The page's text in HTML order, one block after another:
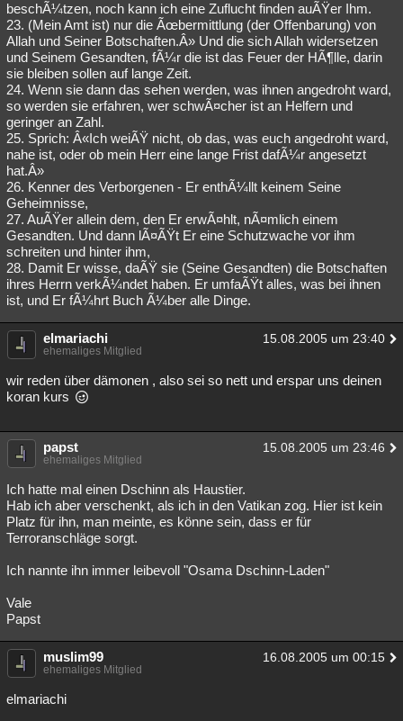
beschÃ¼tzen, noch kann ich eine Zuflucht finden auÃŸer Ihm.
23. (Mein Amt ist) nur die Ãœbermittlung (der Offenbarung) von
Allah und Seiner Botschaften.Â» Und die sich Allah widersetzen
und Seinem Gesandten, fÃ¼r die ist das Feuer der HÃ¶lle, darin
sie bleiben sollen auf lange Zeit.
24. Wenn sie dann das sehen werden, was ihnen angedroht ward,
so werden sie erfahren, wer schwÃ¤cher ist an Helfern und
geringer an Zahl.
25. Sprich: Â«Ich weiÃŸ nicht, ob das, was euch angedroht ward,
nahe ist, oder ob mein Herr eine lange Frist dafÃ¼r angesetzt
hat.Â»
26. Kenner des Verborgenen - Er enthÃ¼llt keinem Seine
Geheimnisse,
27. AuÃŸer allein dem, den Er erwÃ¤hlt, nÃ¤mlich einem
Gesandten. Und dann lÃ¤ÃŸt Er eine Schutzwache vor ihm
schreiten und hinter ihm,
28. Damit Er wisse, daÃŸ sie (Seine Gesandten) die Botschaften
ihres Herrn verkÃ¼ndet haben. Er umfaÃŸt alles, was bei ihnen
ist, und Er fÃ¼hrt Buch Ã¼ber alle Dinge.
elmariachi 15.08.2005 um 23:40
ehemaliges Mitglied
wir reden über dämonen , also sei so nett und erspar uns deinen
koran kurs
papst 15.08.2005 um 23:46
ehemaliges Mitglied
Ich hatte mal einen Dschinn als Haustier.
Hab ich aber verschenkt, als ich in den Vatikan zog. Hier ist kein
Platz für ihn, man meinte, es könne sein, dass er für
Terroranschläge sorgt.
Ich nannte ihn immer leibevoll "Osama Dschinn-Laden"
Vale
Papst
muslim99 16.08.2005 um 00:15
ehemaliges Mitglied
elmariachi